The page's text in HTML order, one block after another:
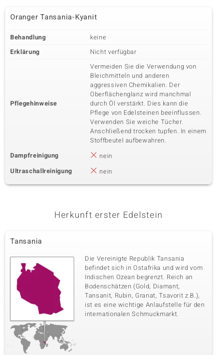
Oranger Tansania-Kyanit
Behandlung
keine
Erklärung
Nicht verfügbar
Pflegehinweise
Vermeiden Sie die Verwendung von
Bleichmitteln und anderen
aggressiven Chemikalien. Der
Oberflächenglanz wird manchmal
durch Öl verstärkt. Dies kann die
Pflege von Edelsteinen beeinflussen.
Verwenden Sie weiche Tücher.
Anschließend trocken tupfen. In einem
Stoffbeutel aufbewahren.
Dampfreinigung
nein
Ultraschallreinigung
nein
Herkunft erster Edelstein
Tansania
Die Vereinigte Republik Tansania
befindet sich in Ostafrika und wird vom
Indischen Ozean begrenzt. Reich an
Bodenschätzen (Gold, Diamant,
Tansanit, Rubin, Granat, Tsavorit z.B.),
ist es eine wichtige Anlaufstelle für den
internationalen Schmuckmarkt.